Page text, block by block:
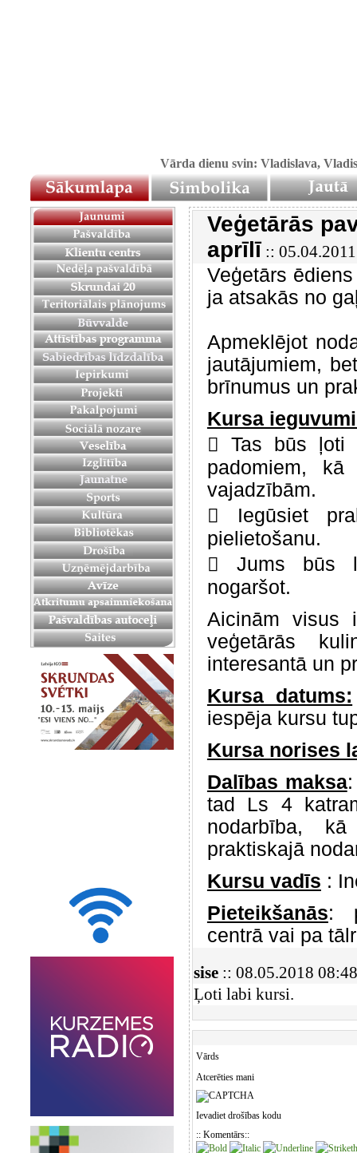
Vārda dienu svin: Vladislava,
Veģetārās
aprīlī ::
Veģetārs
ja atsakās no
Apmeklējot
jautājumiem,
brīnumus un
Kursa
 Tas būs ļoti
padomiem, kā
vajadzībām.
 Iegūsiet
pielietošanu.
 Jums būs
nogaršot.
Aicinām visus
veģetārās
interesantā un
Kursa datums:
iespēja kursu
Kursa norises
Dalības maksa:
tad Ls 4
nodarbība,
praktiskajā
Kursu vadīs :
Pieteikšanās:
centrā vai pa
sise:: 08.05.2018
Ļoti labi kursi.
Vārds
Atcerēties mani
Ievadiet drošības kodu
:: Komentārs::